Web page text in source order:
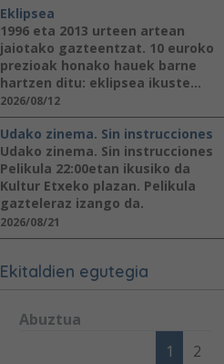
Eklipsea
1996 eta 2013 urteen artean
jaiotako gazteentzat. 10 euroko
prezioak honako hauek barne
hartzen ditu: eklipsea ikuste...
2026/08/12
Udako zinema. Sin instrucciones
Udako zinema. Sin instrucciones
Pelikula 22:00etan ikusiko da
Kultur Etxeko plazan. Pelikula
gazteleraz izango da.
2026/08/21
Ekitaldien egutegia
Abuztua
Miércoles Jueves
1 2